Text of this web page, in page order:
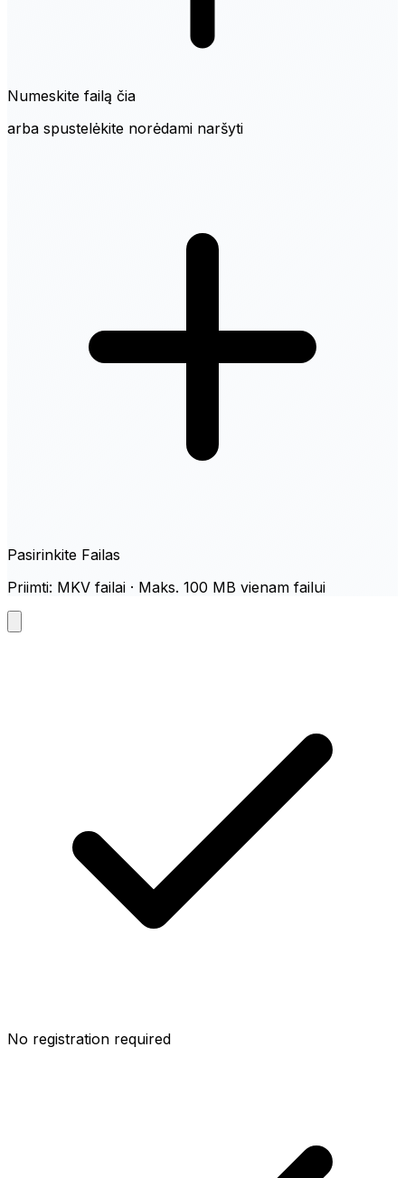
Numeskite failą čia
arba spustelėkite norėdami naršyti
Pasirinkite Failas
Priimti: MKV failai · Maks. 100 MB vienam failui
No registration required